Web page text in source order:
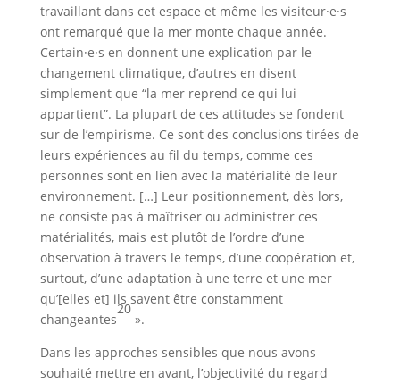
travaillant dans cet espace et même les visiteur·e·s
ont remarqué que la mer monte chaque année.
Certain·e·s en donnent une explication par le
changement climatique, d’autres en disent
simplement que “la mer reprend ce qui lui
appartient”. La plupart de ces attitudes se fondent
sur de l’empirisme. Ce sont des conclusions tirées de
leurs expériences au fil du temps, comme ces
personnes sont en lien avec la matérialité de leur
environnement. […] Leur positionnement, dès lors,
ne consiste pas à maîtriser ou administrer ces
matérialités, mais est plutôt de l’ordre d’une
observation à travers le temps, d’une coopération et,
surtout, d’une adaptation à une terre et une mer
qu’[elles et] ils savent être constamment
changeantes
20
».
Dans les approches sensibles que nous avons
souhaité mettre en avant, l’objectivité du regard